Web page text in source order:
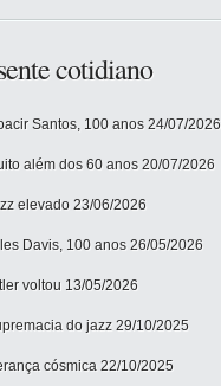
cotidiano
Santos, 100 anos 24/07/2026
além dos 60 anos 20/07/2026
elevado 23/06/2026
Davis, 100 anos 26/05/2026
voltou 13/05/2026
do jazz 29/10/2025
cósmica 22/10/2025